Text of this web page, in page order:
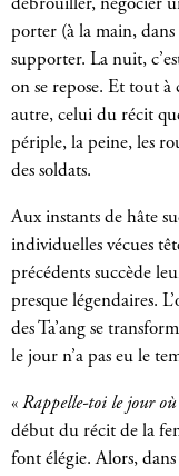
débrouiller, négocier
porter (à la main, dans
supporter. La nuit,
on se repose. Et tout
autre, celui du récit
périple, la peine, les
des soldats.
Aux instants de hâte
individuelles vécues
précédents succède
presque légendaires.
des Ta’ang se
le jour n’a pas eu le
« Rappelle-toi le jour
début du récit de la
font élégie. Alors,